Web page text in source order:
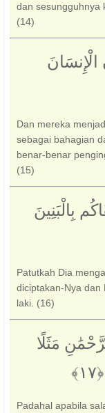
dan sesungguhnya
(14)
Dan mereka
sebagai bahagian
benar-benar
(15)
بِالْبَنِينَ
Patutkah Dia
diciptakan-Nya dan
laki. (16)
مَثَلًا
Padahal apabila